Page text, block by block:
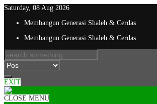
Saturday, 08 Aug 2026
Membangun Generasi Shaleh & Cerdas
Membangun Generasi Shaleh & Cerdas
EXIT
CLOSE MENU